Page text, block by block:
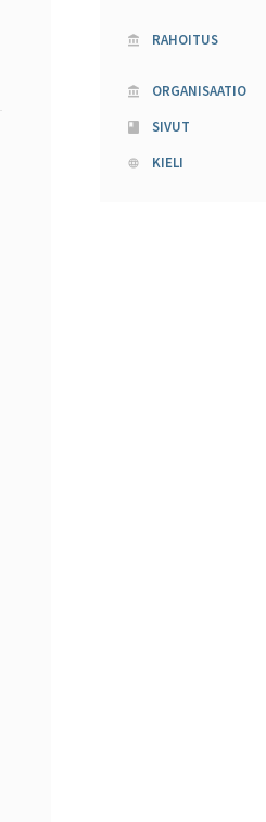
RAHOITUS
ORGANISAATIO
SIVUT
KIELI